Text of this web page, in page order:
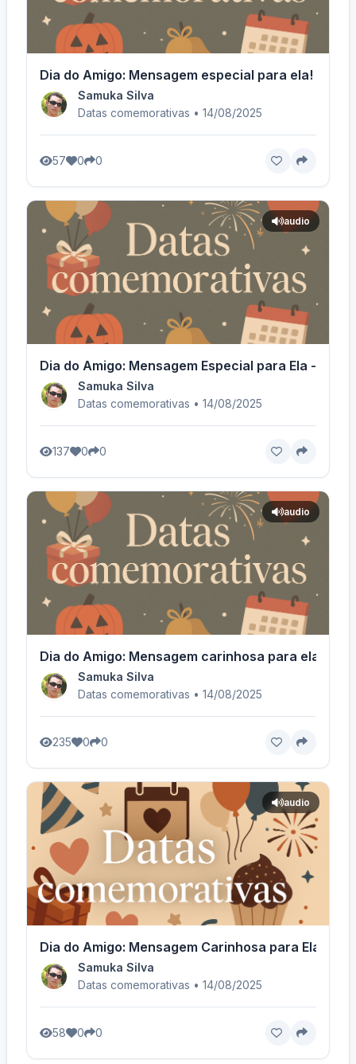
Dia do Amigo: Mensagem especial para ela! - Voz
Samuka Silva
Datas comemorativas • 14/08/2025
57 0 0
audio
Dia do Amigo: Mensagem Especial para Ela - Voz
Samuka Silva
Datas comemorativas • 14/08/2025
137 0 0
audio
Dia do Amigo: Mensagem carinhosa para ela! -
Samuka Silva
Datas comemorativas • 14/08/2025
235 0 0
audio
Dia do Amigo: Mensagem Carinhosa para Ela -
Samuka Silva
Datas comemorativas • 14/08/2025
58 0 0